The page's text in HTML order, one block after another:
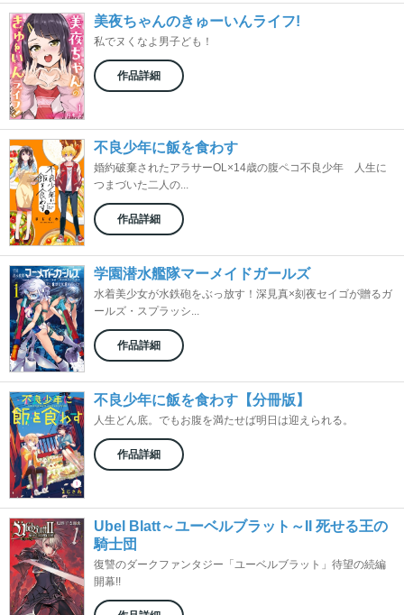
美夜ちゃんのきゅーいんライフ!
私でヌくなよ男子ども！
作品詳細
不良少年に飯を食わす
婚約破棄されたアラサーOL×14歳の腹ペコ不良少年 人生に
つまづいた二人の...
作品詳細
学園潜水艦隊マーメイドガールズ
水着美少女が水鉄砲をぶっ放す！深見真×刻夜セイゴが贈るガ
ールズ・スプラッシ...
作品詳細
不良少年に飯を食わす【分冊版】
人生どん底。でもお腹を満たせば明日は迎えられる。
作品詳細
Ubel Blatt～ユーベルブラット～II 死せる王の
騎士団
復讐のダークファンタジー「ユーベルブラット」待望の続編
開幕!!